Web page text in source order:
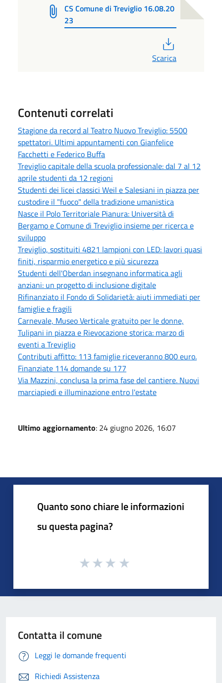
CS Comune di Treviglio 16.08.20
23
Scarica
Contenuti correlati
Stagione da record al Teatro Nuovo Treviglio: 5500
spettatori. Ultimi appuntamenti con Gianfelice
Facchetti e Federico Buffa
Treviglio capitale della scuola professionale: dal 7 al 12
aprile studenti da 12 regioni
Studenti dei licei classici Weil e Salesiani in piazza per
custodire il "fuoco" della tradizione umanistica
Nasce il Polo Territoriale Pianura: Università di
Bergamo e Comune di Treviglio insieme per ricerca e
sviluppo
Treviglio, sostituiti 4821 lampioni con LED: lavori quasi
finiti, risparmio energetico e più sicurezza
Studenti dell'Oberdan insegnano informatica agli
anziani: un progetto di inclusione digitale
Rifinanziato il Fondo di Solidarietà: aiuti immediati per
famiglie e fragili
Carnevale, Museo Verticale gratuito per le donne,
Tulipani in piazza e Rievocazione storica: marzo di
eventi a Treviglio
Contributi affitto: 113 famiglie riceveranno 800 euro.
Finanziate 114 domande su 177
Via Mazzini, conclusa la prima fase del cantiere. Nuovi
marciapiedi e illuminazione entro l'estate
Ultimo aggiornamento: 24 giugno 2026, 16:07
Quanto sono chiare le informazioni
su questa pagina?
Contatta il comune
Leggi le domande frequenti
Richiedi Assistenza